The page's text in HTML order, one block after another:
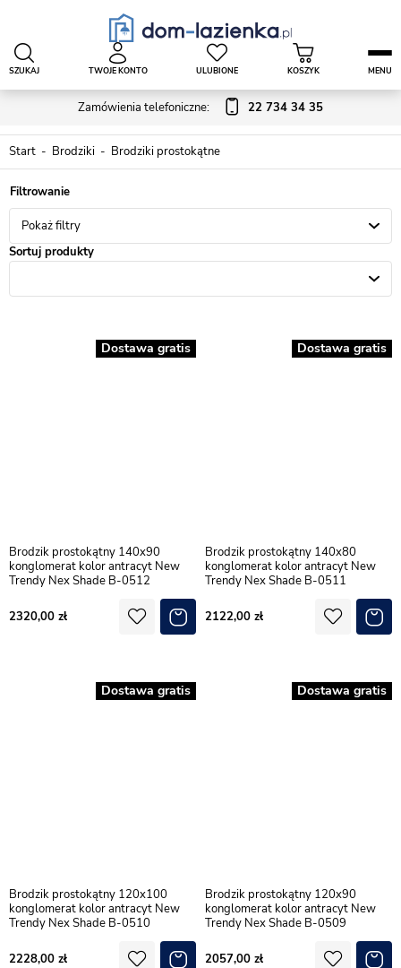
Zamówienia telefoniczne: 22 734 34 35
SZUKAJ TWOJE KONTO ULUBIONE KOSZYK MENU
Start Brodziki Brodziki prostokątne
Pokaż filtry
Sortuj produkty
Brodzik prostokątny 140x90
konglomerat kolor antracyt New
Trendy Nex Shade B-0512
2320,00
Dostawa gratis
Brodzik prostokątny 140x80
konglomerat kolor antracyt New
Trendy Nex Shade B-0511
2122,00
Dostawa gratis
Brodzik prostokątny 120x100
konglomerat kolor antracyt New
Trendy Nex Shade B-0510
2228,00
Dostawa gratis
Brodzik prostokątny 120x90
konglomerat kolor antracyt New
Trendy Nex Shade B-0509
2057,00
Dostawa gratis